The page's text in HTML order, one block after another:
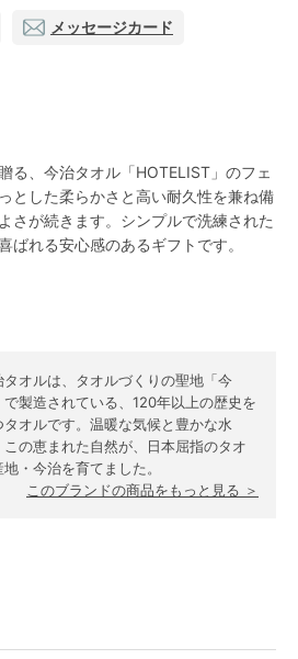
メッセージカード
る、今治タオル「HOTELIST」のフェ
とした柔らかさと高い耐久性を兼ね備
さが続きます。シンプルで洗練された
ばれる安心感のあるギフトです。
タオルは、タオルづくりの聖地「今
で製造されている、120年以上の歴史を
タオルです。温暖な気候と豊かな水
この恵まれた自然が、日本屈指のタオ
地・今治を育てました。
このブランドの商品をもっと見る ＞